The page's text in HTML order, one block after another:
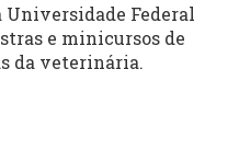
Federal
e minicursos de
da veterinária.